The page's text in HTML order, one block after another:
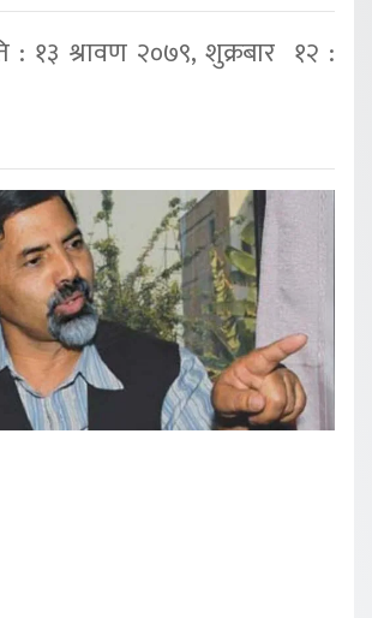
: १३ श्रावण २०७९, शुक्रबार १२ :